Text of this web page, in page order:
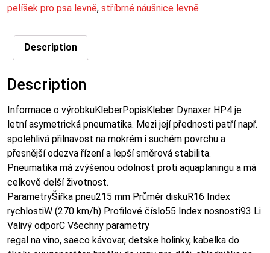
pelíšek pro psa levně, stříbrné náušnice levně
Description
Description
Informace o výrobkuKleberPopisKleber Dynaxer HP4 je
letní asymetrická pneumatika. Mezi její přednosti patří např.
spolehlivá přilnavost na mokrém i suchém povrchu a
přesnější odezva řízení a lepší směrová stabilita.
Pneumatika má zvýšenou odolnost proti aquaplaningu a má
celkově delší životnost.
ParametryŠířka pneu215 mm Průměr diskuR16 Index
rychlostiW (270 km/h) Profilové číslo55 Index nosnosti93 Li
Valivý odporC Všechny parametry
regal na vino, saeco kávovar, detske holinky, kabelka do